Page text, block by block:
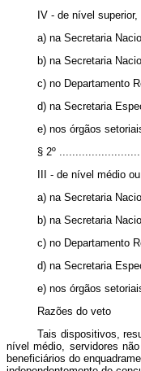
IV - de nível
a) na Secretaria
b) na Secretaria
c) no Departamento
d) na Secretaria
e) nos órgãos
§ 2º
III - de nível médio
a) na Secretaria
b) na Secretaria
c) no Departamento
d) na Secretaria
e) nos órgãos
Razões do veto
Tais dispositivos,
nível médio, servidores
beneficiários do